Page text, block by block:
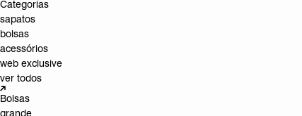
Categorias
sapatos
bolsas
acessórios
web exclusive
ver todos
Bolsas
grande